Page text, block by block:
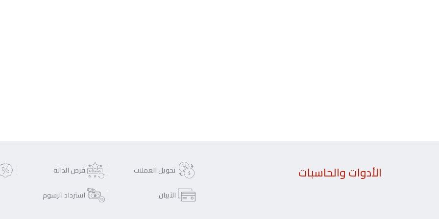
الأدوات والحاسبات تحويل العملات فرص الدانة
الآيبان
استرداد الرسوم